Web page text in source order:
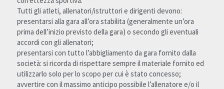
Tutti gli atleti, allenatori/istruttori e dirigenti devono:
presentarsi alla gara all’ora stabilita (generalmente un’ora
prima dell’inizio previsto della gara) o secondo gli eventuali
accordi con gli allenatori;
presentarsi con tutto l’abbigliamento da gara fornito dalla
società: si ricorda di rispettare sempre il materiale fornito ed
utilizzarlo solo per lo scopo per cui è stato concesso;
avvertire con il massimo anticipo possibile l’allenatore e/o il